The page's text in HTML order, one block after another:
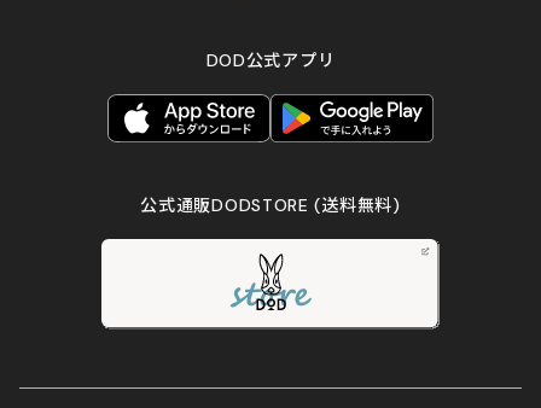
DOD公式アプリ
公式通販DODSTORE(送料無料)